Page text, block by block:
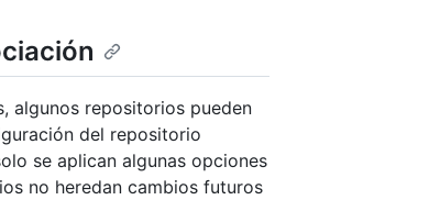
algunos repositorios pueden
del repositorio
se aplican algunas opciones
no heredan cambios futuros